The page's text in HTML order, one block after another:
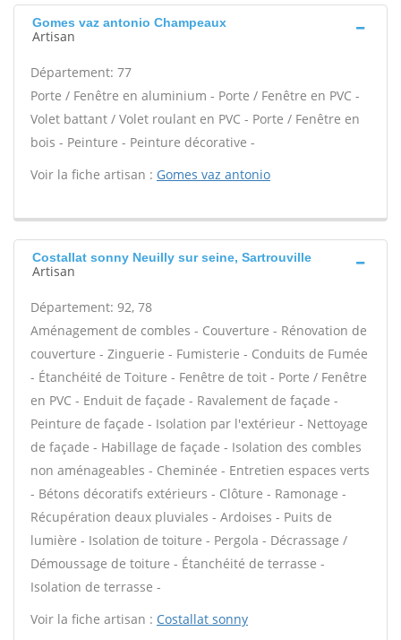
Gomes vaz antonio Champeaux
Artisan
Département: 77
Porte / Fenêtre en aluminium - Porte / Fenêtre en PVC -
Volet battant / Volet roulant en PVC - Porte / Fenêtre en
bois - Peinture - Peinture décorative -
Voir la fiche artisan : Gomes vaz antonio
Costallat sonny Neuilly sur seine, Sartrouville
Artisan
Département: 92, 78
Aménagement de combles - Couverture - Rénovation de
couverture - Zinguerie - Fumisterie - Conduits de Fumée
- Étanchéité de Toiture - Fenêtre de toit - Porte / Fenêtre
en PVC - Enduit de façade - Ravalement de façade -
Peinture de façade - Isolation par l'extérieur - Nettoyage
de façade - Habillage de façade - Isolation des combles
non aménageables - Cheminée - Entretien espaces verts
- Bétons décoratifs extérieurs - Clôture - Ramonage -
Récupération deaux pluviales - Ardoises - Puits de
lumière - Isolation de toiture - Pergola - Décrassage /
Démoussage de toiture - Étanchéité de terrasse -
Isolation de terrasse -
Voir la fiche artisan : Costallat sonny